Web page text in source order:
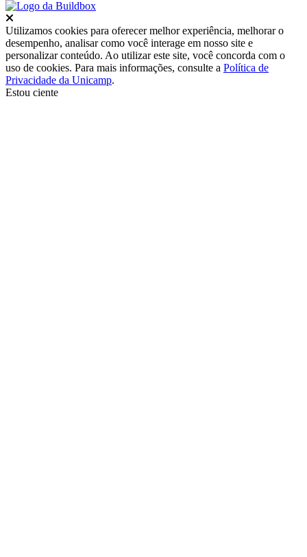
Utilizamos cookies para oferecer melhor experiência, melhorar o
desempenho, analisar como você interage em nosso site e
personalizar conteúdo. Ao utilizar este site, você concorda com o
uso de cookies. Para mais informações, consulte a Política de
Privacidade da Unicamp.
Estou ciente